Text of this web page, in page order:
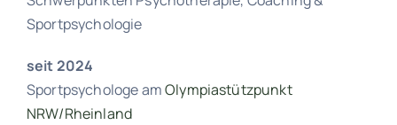
Sportpsychologie
seit 2024
Sportpsychologe amOlympiastützpunkt
NRW/Rheinland